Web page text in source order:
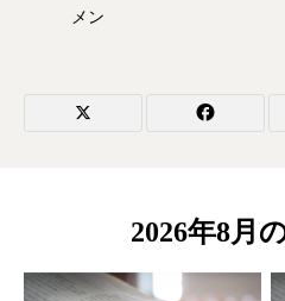
メン
2026年8月